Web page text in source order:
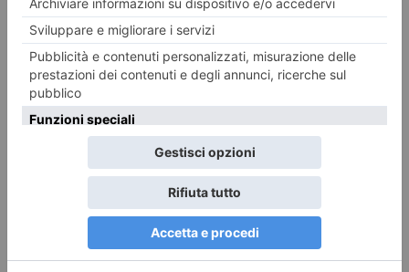
Agricoltura, Bongioanni: «strumento di
consultazione fondamentale fra Regione e
mondo agricolo piemontese»
La Giunta regionale del Piemonte, su proposta
dell’assessore al Commercio, Agricoltura e Cibo, Turismo,
Regione PiemontePaolo Bongioanni, ha ufficialmente
Tavolo Verde, strumento permanente di
consultazione fra la Regione Piemonte e il mondo agricolo